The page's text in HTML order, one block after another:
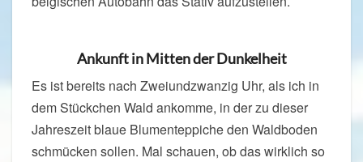
Ankunft in Mitten der Dunkelheit
Es ist bereits nach Zweiundzwanzig Uhr, als ich in
dem Stückchen Wald ankomme, in der zu dieser
Jahreszeit blaue Blumenteppiche den Waldboden
schmücken sollen. Mal schauen, ob das wirklich so